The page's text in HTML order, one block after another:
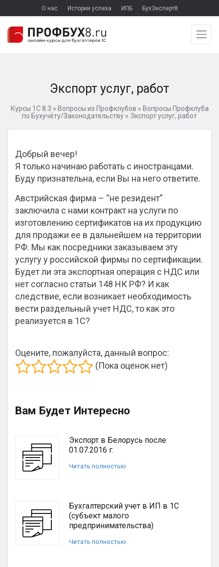
О нас Истории успеха ИПБ БухЭксперт8
Экспорт услуг, работ
Курсы 1С 8.3 » Вопросы из Профклубов » Вопросы Профклуба
по Бухучёту/Законодательству » Экспорт услуг, работ
Добрый вечер!
Я только начинаю работать с иностранцами.
Буду признательна, если Вы на него ответите.
Австрийская фирма – “не резидент”
заключила с нами контракт на услуги по
изготовлению сертификатов на их продукцию
для продажи ее в дальнейшем на территории
РФ. Мы как посредники заказываем эту
услугу у российской фирмы по сертификации.
Будет ли эта экспортная операция с НДС или
нет согласно статьи 148 НК РФ? И как
следствие, если возникает необходимость
вести раздельный учет НДС, то как это
реализуется в 1С?
Оцените, пожалуйста, данный вопрос:
(Пока оценок нет)
Вам Будет Интересно
Экспорт в Белорусь после
01.07.2016 г.
Читать полностью
Бухгалтерский учет в ИП в 1С
(субъект малого
предпринимательства)
Читать полностью